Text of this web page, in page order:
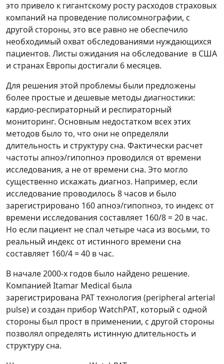
это привело к гигантскому росту расходов страховых
компаний на проведение полисомнографии, с
другой стороны, это все равно не обеспечило
необходимый охват обследованиями нуждающихся
пациентов. Листы ожидания на обследование в США
и странах Европы достигали 6 месяцев.
Для решения этой проблемы были предложены
более простые и дешевые методы диагностики:
кардио-респираторный и респираторный
мониторинг. Основным недостатком всех этих
методов было то, что они не определяли
длительность и структуру сна. Фактически расчет
частоты апноэ/гипопноэ проводился от времени
исследования, а не от времени сна. Это могло
существенно искажать диагноз. Например, если
исследование проводилось 8 часов и было
зарегистрировано 160 апноэ/гипопноэ, то индекс от
времени исследования составляет 160/8 = 20 в час.
Но если пациент не спал четыре часа из восьми, то
реальный индекс от истинного времени сна
составляет 160/4 = 40 в час.
В начале 2000-х годов было найдено решение.
Компанией Itamar Medical была
зарегистрирована PATтехнология (peripheral arterial
pulse) и создан прибор WatchPAT, который с одной
стороны был прост в применении, с другой стороны
позволял определять истинную длительность и
структуру сна.